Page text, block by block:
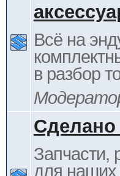
Всё на
в разбор
Сделано
Запчасти,
для наших